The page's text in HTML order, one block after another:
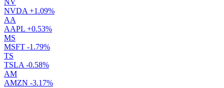
NV
NVDA +1.09%
AA
AAPL +0.53%
MS
MSFT -1.79%
TS
TSLA -0.58%
AM
AMZN -3.17%